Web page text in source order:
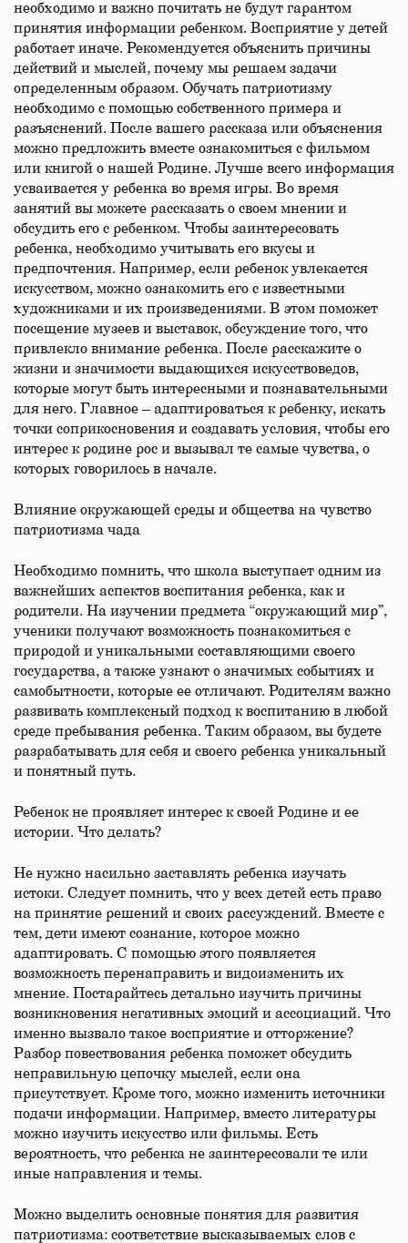
необходимо и важно почитать не будут гарантом
принятия информации ребенком. Восприятие у детей
работает иначе. Рекомендуется объяснить причины
действий и мыслей, почему мы решаем задачи
определенным образом. Обучать патриотизму
необходимо с помощью собственного примера и
разъяснений. После вашего рассказа или объяснения
можно предложить вместе ознакомиться с фильмом
или книгой о нашей Родине. Лучше всего информация
усваивается у ребенка во время игры. Во время
занятий вы можете рассказать о своем мнении и
обсудить его с ребенком. Чтобы заинтересовать
ребенка, необходимо учитывать его вкусы и
предпочтения. Например, если ребенок увлекается
искусством, можно ознакомить его с известными
художниками и их произведениями. В этом поможет
посещение музеев и выставок, обсуждение того, что
привлекло внимание ребенка. После расскажите о
жизни и значимости выдающихся искусствоведов,
которые могут быть интересными и познавательными
для него. Главное – адаптироваться к ребенку, искать
точки соприкосновения и создавать условия, чтобы его
интерес к родине рос и вызывал те самые чувства, о
которых говорилось в начале.
Влияние окружающей среды и общества на чувство
патриотизма чада
Необходимо помнить, что школа выступает одним из
важнейших аспектов воспитания ребенка, как и
родители. На изучении предмета “окружающий мир”,
ученики получают возможность познакомиться с
природой и уникальными составляющими своего
государства, а также узнают о значимых событиях и
самобытности, которые ее отличают. Родителям важно
развивать комплексный подход к воспитанию в любой
среде пребывания ребенка. Таким образом, вы будете
разрабатывать для себя и своего ребенка уникальный
и понятный путь.
Ребенок не проявляет интерес к своей Родине и ее
истории. Что делать?
Не нужно насильно заставлять ребенка изучать
истоки. Следует помнить, что у всех детей есть право
на принятие решений и своих рассуждений. Вместе с
тем, дети имеют сознание, которое можно
адаптировать. С помощью этого появляется
возможность перенаправить и видоизменить их
мнение. Постарайтесь детально изучить причины
возникновения негативных эмоций и ассоциаций. Что
именно вызвало такое восприятие и отторжение?
Разбор повествования ребенка поможет обсудить
неправильную цепочку мыслей, если она
присутствует. Кроме того, можно изменить источники
подачи информации. Например, вместо литературы
можно изучить искусство или фильмы. Есть
вероятность, что ребенка не заинтересовали те или
иные направления и темы.
Можно выделить основные понятия для развития
патриотизма: соответствие высказываемых слов с